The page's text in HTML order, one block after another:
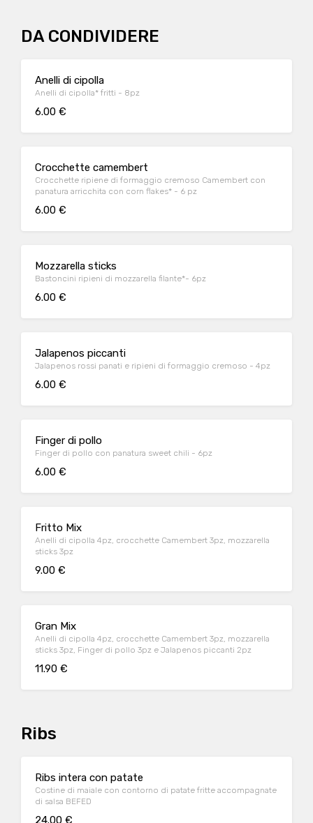
DA CONDIVIDERE
Anelli di cipolla
Anelli di cipolla* fritti - 8pz
6.00 €
Crocchette camembert
Crocchette ripiene di formaggio cremoso Camembert con
panatura arricchita con corn flakes* - 6 pz
6.00 €
Mozzarella sticks
Bastoncini ripieni di mozzarella filante*- 6pz
6.00 €
Jalapenos piccanti
Jalapenos rossi panati e ripieni di formaggio cremoso - 4pz
6.00 €
Finger di pollo
Finger di pollo con panatura sweet chili - 6pz
6.00 €
Fritto Mix
Anelli di cipolla 4pz, crocchette Camembert 3pz, mozzarella
sticks 3pz
9.00 €
Gran Mix
Anelli di cipolla 4pz, crocchette Camembert 3pz, mozzarella
sticks 3pz, Finger di pollo 3pz e Jalapenos piccanti 2pz
11.90 €
Ribs
Ribs intera con patate
Costine di maiale con contorno di patate fritte accompagnate
di salsa BEFED
24.00 €